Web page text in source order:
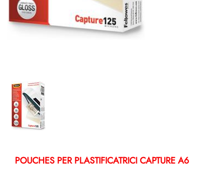
POUCHES PER PLASTIFICATRICI CAPTURE A6